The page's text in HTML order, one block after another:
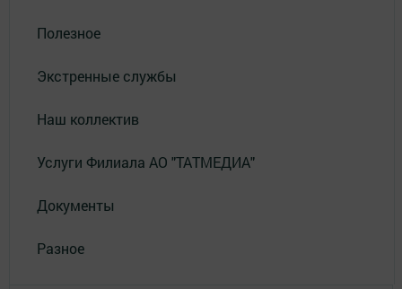
Полезное
Экстренные службы
Наш коллектив
Услуги Филиала АО "ТАТМЕДИА"
Документы
Разное